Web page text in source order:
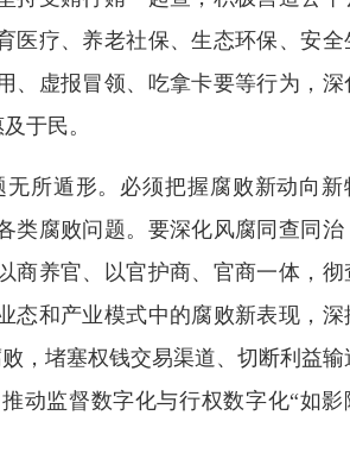
医疗、养老社保、生态环保、安全
、虚报冒领、吃拿卡要等行为，深
于民。
所遁形。必须把握腐败新动向新
腐败问题。要深化风腐同查同治
商养官、以官护商、官商一体，彻
态和产业模式中的腐败新表现，深
，堵塞权钱交易渠道、切断利益输
动监督数字化与行权数字化“如影